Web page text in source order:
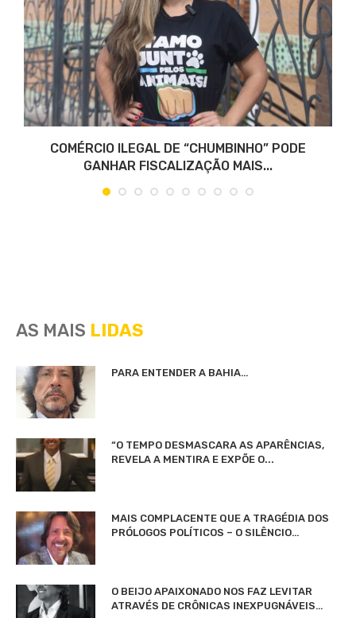
COMÉRCIO ILEGAL DE “CHUMBINHO” PODE
GANHAR FISCALIZAÇÃO MAIS...
AS MAIS LIDAS
PARA ENTENDER A BAHIA…
“O TEMPO DESMASCARA AS APARÊNCIAS,
REVELA A MENTIRA E EXPÕE O...
MAIS COMPLACENTE QUE A TRAGÉDIA DOS
PRÓLOGOS POLÍTICOS – O SILÊNCIO…
O BEIJO APAIXONADO NOS FAZ LEVITAR
ATRAVÉS DE CRÔNICAS INEXPUGNÁVEIS…